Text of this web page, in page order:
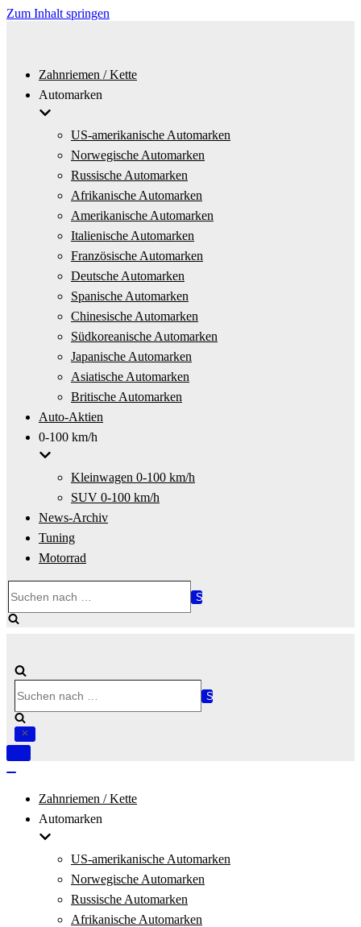
Zum Inhalt springen
Zahnriemen / Kette
Automarken
US-amerikanische Automarken
Norwegische Automarken
Russische Automarken
Afrikanische Automarken
Amerikanische Automarken
Italienische Automarken
Französische Automarken
Deutsche Automarken
Spanische Automarken
Chinesische Automarken
Südkoreanische Automarken
Japanische Automarken
Asiatische Automarken
Britische Automarken
Auto-Aktien
0-100 km/h
Kleinwagen 0-100 km/h
SUV 0-100 km/h
News-Archiv
Tuning
Motorrad
nach …
nach …
Navigation
Zahnriemen / Kette
Automarken
US-amerikanische Automarken
Norwegische Automarken
Russische Automarken
Afrikanische Automarken